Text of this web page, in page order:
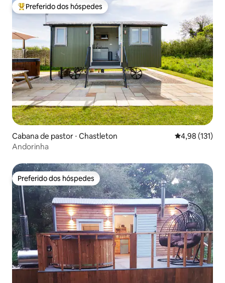
Entre os melhores preferidos dos hóspedes
Preferido dos hóspedes
Cabana de pastor ⋅ Chastleton 4,98 de uma
4,98 (131)
Andorinha
Preferido dos hóspedes
Preferido dos hóspedes